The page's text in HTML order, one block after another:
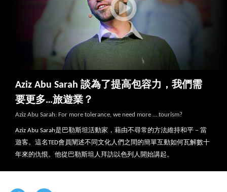
Aziz Abu Sarah 談為了提高包容力，我們需
要更多…旅遊業？
Aziz Abu Sarah: For more tolerance, we need more ... tourism?
Aziz Abu Sarah是巴勒斯坦活動家，藉由不尋常的方法維持和平－當
遊客。這名TED會員闡述不同文化人們之間的簡單互動如何瓦解數十
年來的仇恨。他從巴勒斯坦人拜訪以色列人開始講起。